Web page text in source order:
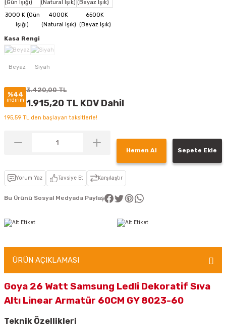
Kasa Rengi
%44
indirim
3.420,00 TL
1.915,20 TL KDV Dahil
195,59 TL den başlayan taksitlerle!
Hemen Al Sepete Ekle
Yorum Yaz Tavsiye Et Karşılaştır
Bu Ürünü Sosyal Medyada Paylaş
ÜRÜN AÇIKLAMASI
Goya 26 Watt Samsung Ledli Dekoratif Sıva
Altı Linear Armatür 60CM GY 8023-60
Teknik Özellikleri